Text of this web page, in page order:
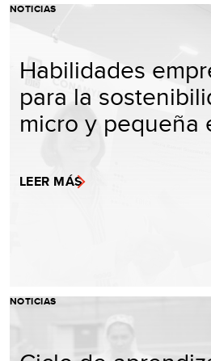
NOTICIAS
Habilidades
para la
micro y pequeña
LEER MÁS
NOTICIAS